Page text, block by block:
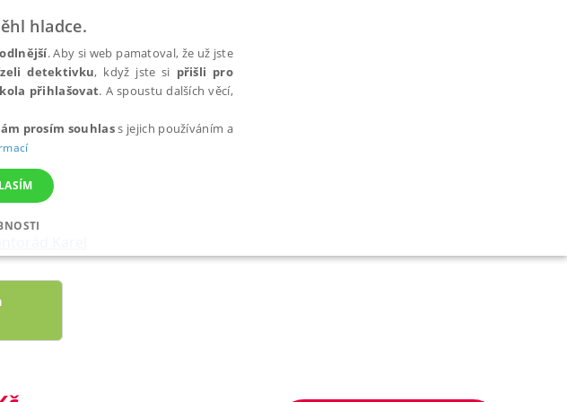
hladce.
. Aby si web pamatoval, že už jste
detektivku, když jste si přišli pro
přihlašovat. A spoustu dalších věcí,
prosím souhlass jejich používáním a
FUNKČNÍ NEZAŘAZENÉ SOUBORY
Webové stránky nelze bez nezbytně nutných souborů cookie správně používat.